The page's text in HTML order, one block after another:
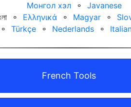
Монгол хэл
⚬
Javanese
⚬ Ελληνικά ⚬ Magyar ⚬
⚬ Türkçe ⚬ Nederlands ⚬
French Tools